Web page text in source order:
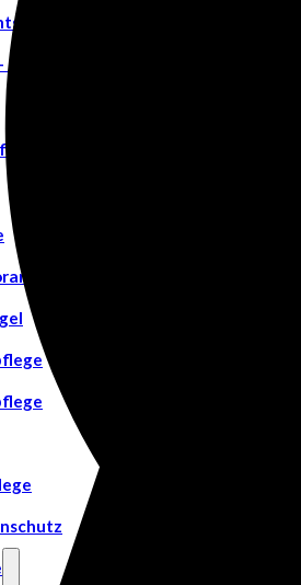
& Feuchtigkeitscremes